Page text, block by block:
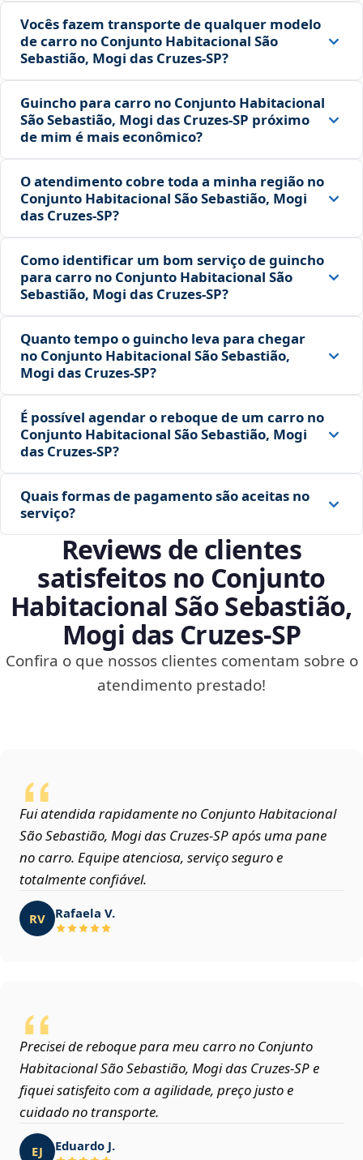
Vocês fazem transporte de qualquer modelo
de carro no Conjunto Habitacional São
Sebastião, Mogi das Cruzes‑SP?
Guincho para carro no Conjunto Habitacional
São Sebastião, Mogi das Cruzes‑SP próximo
de mim é mais econômico?
O atendimento cobre toda a minha região no
Conjunto Habitacional São Sebastião, Mogi
das Cruzes‑SP?
Como identificar um bom serviço de guincho
para carro no Conjunto Habitacional São
Sebastião, Mogi das Cruzes‑SP?
Quanto tempo o guincho leva para chegar
no Conjunto Habitacional São Sebastião,
Mogi das Cruzes‑SP?
É possível agendar o reboque de um carro no
Conjunto Habitacional São Sebastião, Mogi
das Cruzes‑SP?
Quais formas de pagamento são aceitas no
serviço?
Reviews de clientes
satisfeitos no Conjunto
Habitacional São Sebastião,
Mogi das Cruzes‑SP
Confira o que nossos clientes comentam sobre o
atendimento prestado!
Fui atendida rapidamente no Conjunto Habitacional
São Sebastião, Mogi das Cruzes‑SP após uma pane
no carro. Equipe atenciosa, serviço seguro e
totalmente confiável.
RV Rafaela V.
Precisei de reboque para meu carro no Conjunto
Habitacional São Sebastião, Mogi das Cruzes‑SP e
fiquei satisfeito com a agilidade, preço justo e
cuidado no transporte.
EJ Eduardo J.